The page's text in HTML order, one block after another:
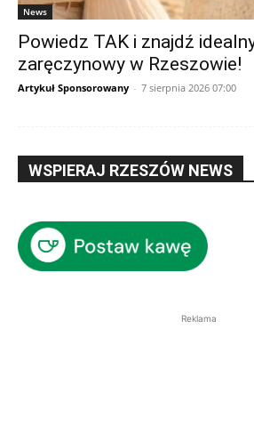
News
Powiedz TAK i znajdź
zaręczynowy w Rzeszowie!
Artykuł Sponsorowany - 7 sierpnia 2026 07:00
WSPIERAJ RZESZÓW NEWS
Reklama